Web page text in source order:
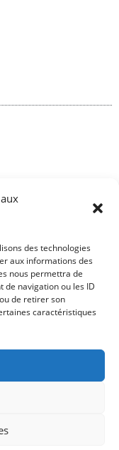
des technologies
aux informations des
nous permettra de
navigation ou les ID
de retirer son
caractéristiques
EST